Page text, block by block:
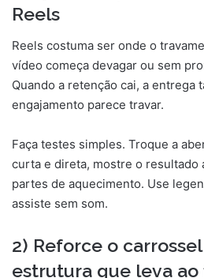
Reels
Reels costuma ser onde o
vídeo começa devagar ou sem
Quando a retenção cai, a entrega
engajamento parece travar.
Faça testes simples. Troque a
curta e direta, mostre o resultado
partes de aquecimento. Use
assiste sem som.
2) Reforce o
estrutura que leva ao